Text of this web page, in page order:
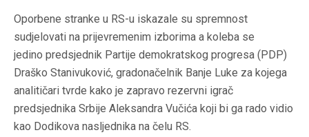
Oporbene stranke u RS-u iskazale su spremnost
sudjelovati na prijevremenim izborima a koleba se
jedino predsjednik Partije demokratskog progresa (PDP)
Draško Stanivuković, gradonačelnik Banje Luke za kojega
analitičari tvrde kako je zapravo rezervni igrač
predsjednika Srbije Aleksandra Vučića koji bi ga rado vidio
kao Dodikova nasljednika na čelu RS.